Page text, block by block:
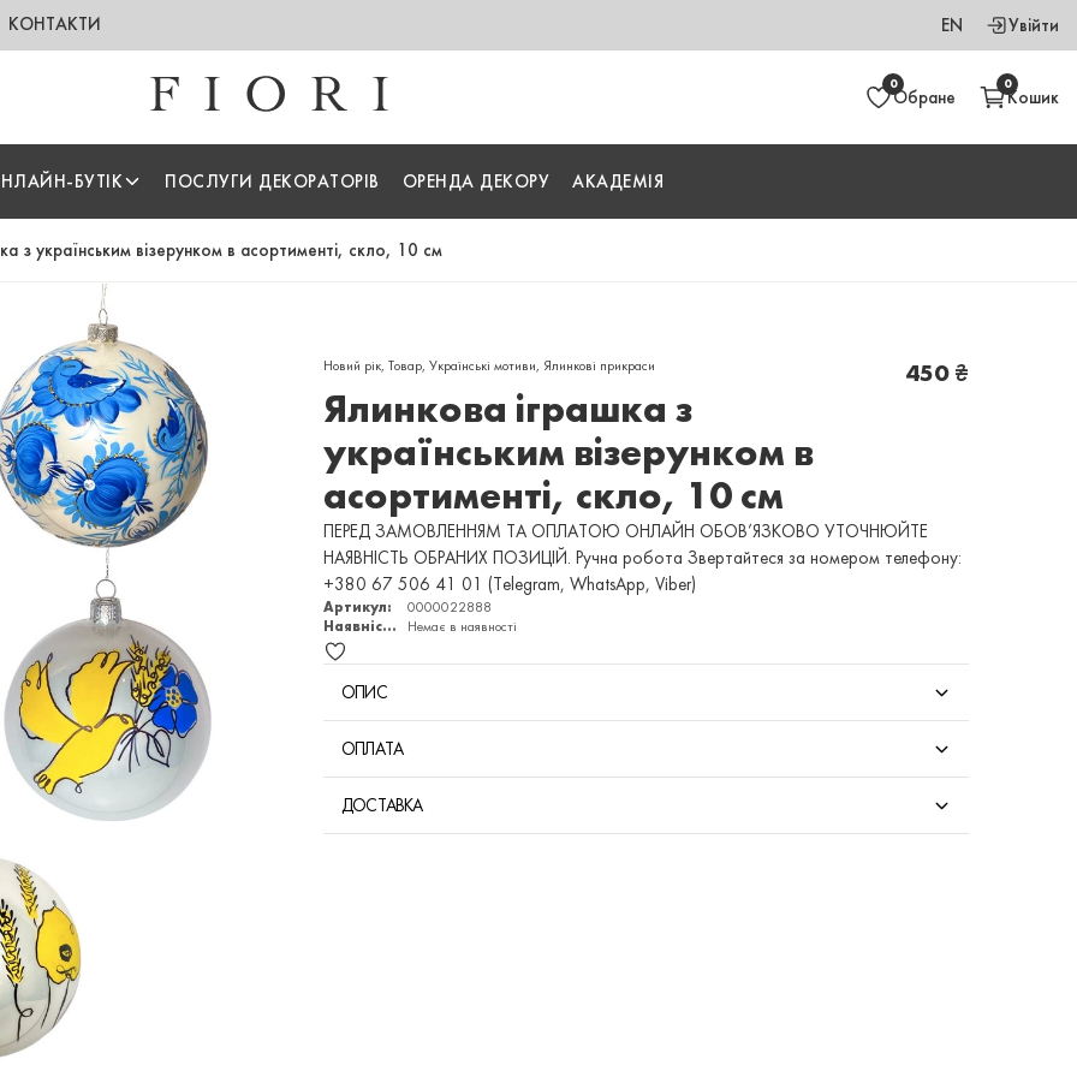
КОНТАКТИ EN Увійти
0
Обране
0
Кошик
БУТІК ПОСЛУГИ ДЕКОРАТОРІВ ОРЕНДА ДЕКОРУ АКАДЕМІЯ
з українським візерунком в асортименті, скло, 10 см
Новий рік, Товар, Українські мотиви, Ялинкові прикраси
Ялинкова іграшка з
українським візерунком в
асортименті, скло, 10 см
450₴
ПЕРЕД ЗАМОВЛЕННЯМ ТА ОПЛАТОЮ ОНЛАЙН ОБОВ’ЯЗКОВО УТОЧНЮЙТЕ
НАЯВНІСТЬ ОБРАНИХ ПОЗИЦІЙ. Ручна робота Звертайтеся за номером телефону:
+380 67 506 41 01 (Telegram, WhatsApp, Viber)
Артикул:
0000022888
Наявність:
Немає в наявності
ОПИС
ОПЛАТА
ДОСТАВКА